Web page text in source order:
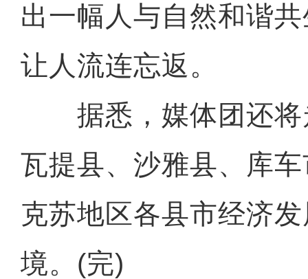
出一幅人与自然和谐
让人流连忘返。
据悉，媒体团还将
瓦提县、沙雅县、库
克苏地区各县市经济
境。(完)